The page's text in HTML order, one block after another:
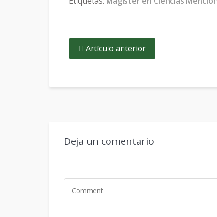
Artículo anterior
Deja un comentario